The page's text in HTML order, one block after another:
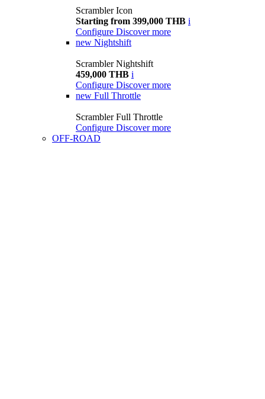
Scrambler Icon
Starting from 399,000 THB i
Configure Discover more
new Nightshift
Scrambler Nightshift
459,000 THB i
Configure Discover more
new Full Throttle
Scrambler Full Throttle
Configure Discover more
OFF-ROAD